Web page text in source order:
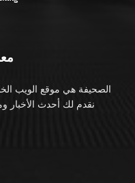
الصحيفة هي موقع الويب
نقدم لك أحدث الأخبار